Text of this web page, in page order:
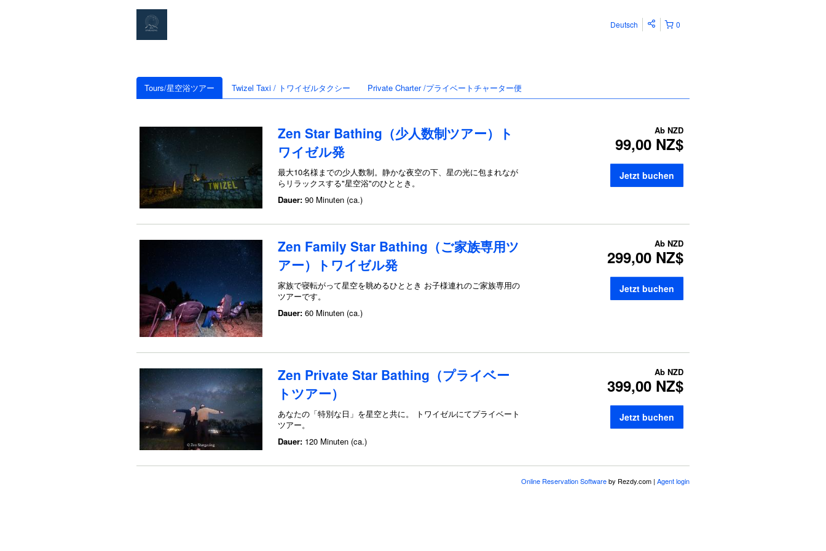
0
Deutsch
Tours/星空浴ツアー Twizel Taxi / トワイゼルタクシー Private Charter /プライベートチャーター便
Zen Star Bathing（少人数制ツアー）ト
ワイゼル発
最大10名様までの少人数制。静かな夜空の下、星の光に包まれなが
らリラックスする"星空浴"のひととき。
Dauer: 90 Minuten (ca.)
Ab NZD
99,00 NZ$
Jetzt buchen
Zen Family Star Bathing（ご家族専用ツ
アー）トワイゼル発
家族で寝転がって星空を眺めるひととき お子様連れのご家族専用の
ツアーです。
Dauer: 60 Minuten (ca.)
Ab NZD
299,00 NZ$
Jetzt buchen
Zen Private Star Bathing（プライベー
トツアー）
あなたの「特別な日」を星空と共に。 トワイゼルにてプライベート
ツアー。
Dauer: 120 Minuten (ca.)
Ab NZD
399,00 NZ$
Jetzt buchen
Online Reservation Softwareby Rezdy.com | Agent login